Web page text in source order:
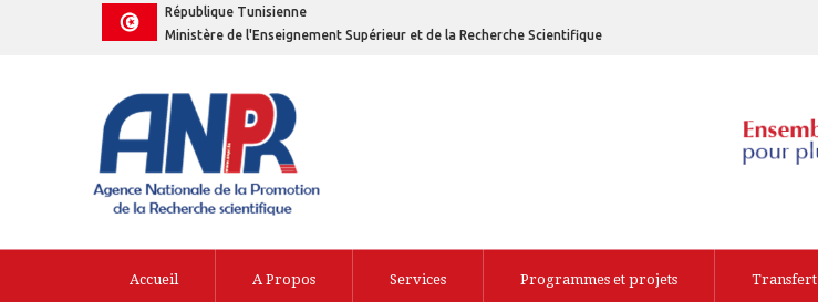
République Tunisienne
Ministère de l'Enseignement Supérieur et de la Recherche Scientifique
Accueil A Propos Services Programmes et projets Transfert